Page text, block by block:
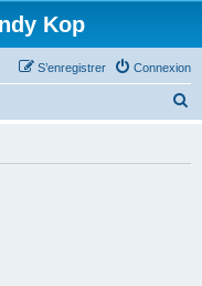
Kop
Connexion
S’enregistrer